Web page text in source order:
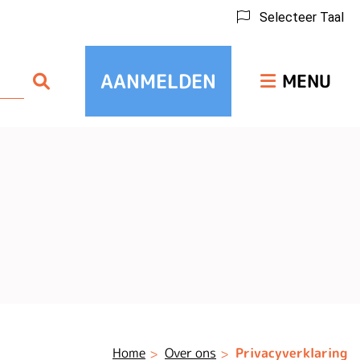
Selecteer Taal
Hoofdmenu
MENU
ZoekenAANMELDEN
Home Over ons Privacyverklaring